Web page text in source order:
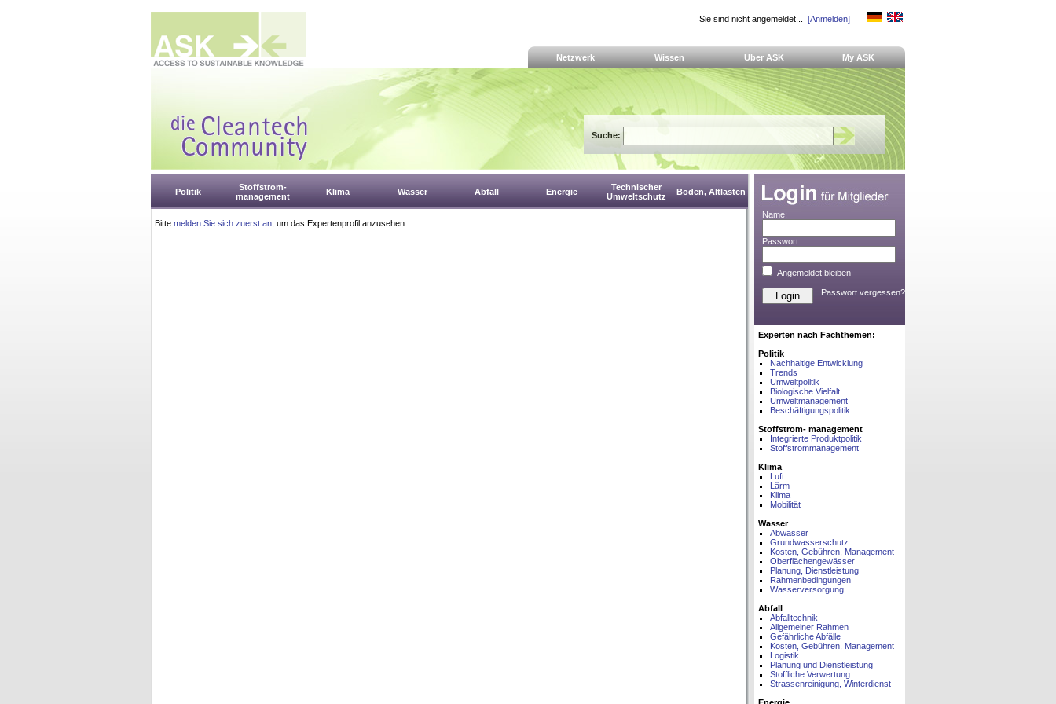
Sie sind nicht angemeldet... [Anmelden]
Netzwerk Wissen Über ASK My ASK
Suche:
Politik
Stoffstrom-
management
Klima Wasser Abfall Energie
Technischer
Umweltschutz
Boden, Altlasten
Bitte melden Sie sich zuerst an , um das Expertenprofil anzusehen.
Name:
Passwort:
Angemeldet bleiben
Passwort vergessen?
Experten nach Fachthemen:
Politik
Nachhaltige Entwicklung
Trends
Umweltpolitik
Biologische Vielfalt
Umweltmanagement
Beschäftigungspolitik
Stoffstrom- management
Integrierte Produktpolitik
Stoffstrommanagement
Klima
Luft
Lärm
Klima
Mobilität
Wasser
Abwasser
Grundwasserschutz
Kosten, Gebühren, Management
Oberflächengewässer
Planung, Dienstleistung
Rahmenbedingungen
Wasserversorgung
Abfall
Abfalltechnik
Allgemeiner Rahmen
Gefährliche Abfälle
Kosten, Gebühren, Management
Logistik
Planung und Dienstleistung
Stoffliche Verwertung
Strassenreinigung, Winterdienst